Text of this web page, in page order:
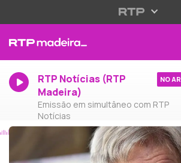
RTP Notícias (RTP
Madeira)
Emissão em simultâneo com RTP
Notícias
NO AR